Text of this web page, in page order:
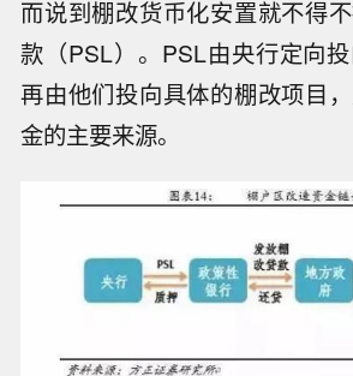
而说到棚改货币化安置就不得
款（PSL）。PSL由央行定向投
再由他们投向具体的棚改项目
金的主要来源。